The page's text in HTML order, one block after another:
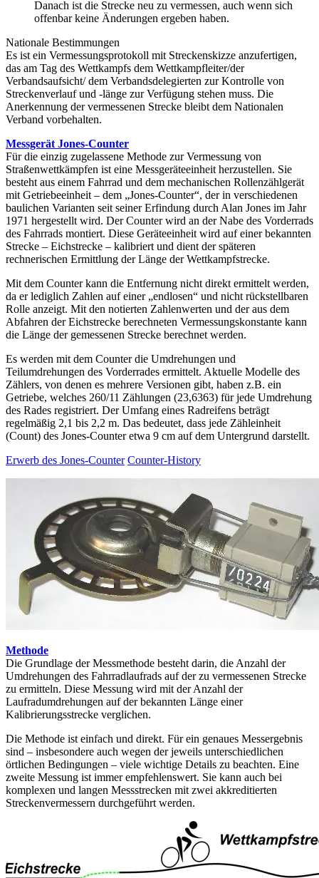
Danach ist die Strecke neu zu vermessen, auch wenn sich
offenbar keine Änderungen ergeben haben.
Nationale Bestimmungen
Es ist ein Vermessungsprotokoll mit Streckenskizze anzufertigen,
das am Tag des Wettkampfs dem Wettkampfleiter/der
Verbandsaufsicht/ dem Verbandsdelegierten zur Kontrolle von
Streckenverlauf und -länge zur Verfügung stehen muss. Die
Anerkennung der vermessenen Strecke bleibt dem Nationalen
Verband vorbehalten.
Messgerät Jones-Counter
Für die einzig zugelassene Methode zur Vermessung von
Straßenwettkämpfen ist eine Messgeräteeinheit herzustellen. Sie
besteht aus einem Fahrrad und dem mechanischen Rollenzählgerät
mit Getriebeeinheit – dem „Jones-Counter“, der in verschiedenen
baulichen Varianten seit seiner Erfindung durch Alan Jones im Jahr
1971 hergestellt wird. Der Counter wird an der Nabe des Vorderrads
des Fahrrads montiert. Diese Geräteeinheit wird auf einer bekannten
Strecke – Eichstrecke – kalibriert und dient der späteren
rechnerischen Ermittlung der Länge der Wettkampfstrecke.
Mit dem Counter kann die Entfernung nicht direkt ermittelt werden,
da er lediglich Zahlen auf einer „endlosen“ und nicht rückstellbaren
Rolle anzeigt. Mit den notierten Zahlenwerten und der aus dem
Abfahren der Eichstrecke berechneten Vermessungskonstante kann
die Länge der gemessenen Strecke berechnet werden.
Es werden mit dem Counter die Umdrehungen und
Teilumdrehungen des Vorderrades ermittelt. Aktuelle Modelle des
Zählers, von denen es mehrere Versionen gibt, haben z.B. ein
Getriebe, welches 260/11 Zählungen (23,6363) für jede Umdrehung
des Rades registriert. Der Umfang eines Radreifens beträgt
regelmäßig 2,1 bis 2,2 m. Das bedeutet, dass jede Zähleinheit
(Count) des Jones-Counter etwa 9 cm auf dem Untergrund darstellt.
Erwerb des Jones-Counter Counter-History
Methode
Die Grundlage der Messmethode besteht darin, die Anzahl der
Umdrehungen des Fahrradlaufrads auf der zu vermessenen Strecke
zu ermitteln. Diese Messung wird mit der Anzahl der
Laufradumdrehungen auf der bekannten Länge einer
Kalibrierungsstrecke verglichen.
Die Methode ist einfach und direkt. Für ein genaues Messergebnis
sind – insbesondere auch wegen der jeweils unterschiedlichen
örtlichen Bedingungen – viele wichtige Details zu beachten. Eine
zweite Messung ist immer empfehlenswert. Sie kann auch bei
komplexen und langen Messstrecken mit zwei akkreditierten
Streckenvermessern durchgeführt werden.